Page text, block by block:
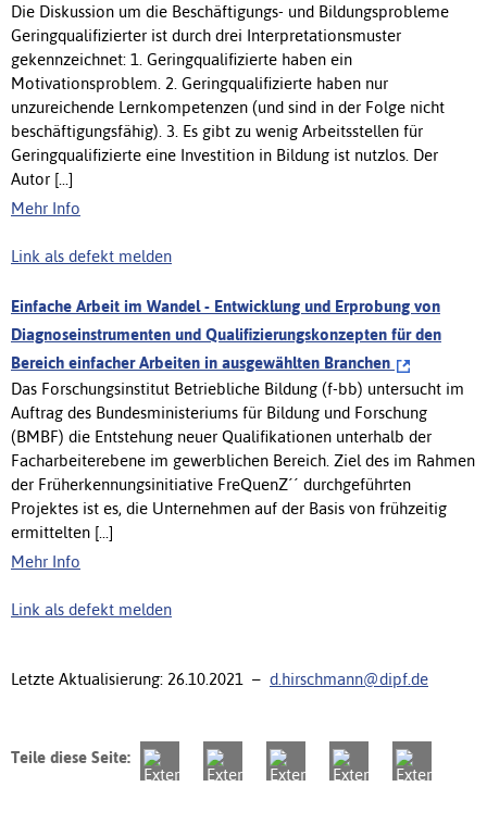
Die Diskussion um die Beschäftigungs- und Bildungsprobleme
Geringqualifizierter ist durch drei Interpretationsmuster
gekennzeichnet: 1. Geringqualifizierte haben ein
Motivationsproblem. 2. Geringqualifizierte haben nur
unzureichende Lernkompetenzen (und sind in der Folge nicht
beschäftigungsfähig). 3. Es gibt zu wenig Arbeitsstellen für
Geringqualifizierte eine Investition in Bildung ist nutzlos. Der
Autor [...]
Mehr Info
Link als defekt melden
Einfache Arbeit im Wandel - Entwicklung und Erprobung von
Diagnoseinstrumenten und Qualifizierungskonzepten für den
Bereich einfacher Arbeiten in ausgewählten Branchen
Das Forschungsinstitut Betriebliche Bildung (f-bb) untersucht im
Auftrag des Bundesministeriums für Bildung und Forschung
(BMBF) die Entstehung neuer Qualifikationen unterhalb der
Facharbeiterebene im gewerblichen Bereich. Ziel des im Rahmen
der Früherkennungsinitiative FreQuenZ´´ durchgeführten
Projektes ist es, die Unternehmen auf der Basis von frühzeitig
ermittelten [...]
Mehr Info
Link als defekt melden
Letzte Aktualisierung: 26.10.2021 – d.hirschmann@dipf.de
Teile diese Seite: